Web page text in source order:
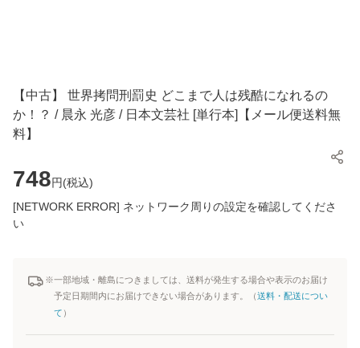
【中古】 世界拷問刑罰史 どこまで人は残酷になれるの
か！？ / 晨永 光彦 / 日本文芸社 [単行本]【メール便送料無
料】
748円(税込)
[NETWORK ERROR] ネットワーク周りの設定を確認してくださ
い
※一部地域・離島につきましては、送料が発生する場合や表示のお届け
予定日期間内にお届けできない場合があります。（送料・配送につい
て ）